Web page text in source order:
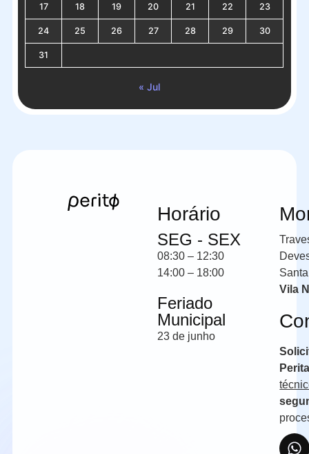
17 18 19 20 21 22 23
24 25 26 27 28 29 30
31
« Jul
Horário
SEG - SEX
08:30 – 12:30
14:00 – 18:00
Feriado
Municipal
23 de junho
Vila